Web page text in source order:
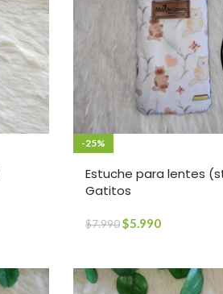
-25%
Estuche para lentes
Gatitos
$7.990$5.990